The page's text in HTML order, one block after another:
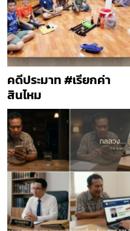
คดีประมาท #เรียกค่า
สินไหม